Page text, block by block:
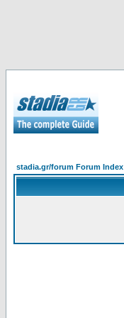
stadia.gr/forum Forum Index